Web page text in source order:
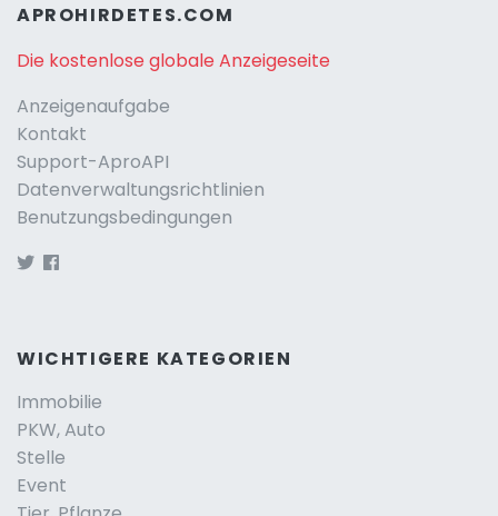
APROHIRDETES.COM
Die kostenlose globale Anzeigeseite
Anzeigenaufgabe
Kontakt
Support-AproAPI
Datenverwaltungsrichtlinien
Benutzungsbedingungen
WICHTIGERE KATEGORIEN
Immobilie
PKW, Auto
Stelle
Event